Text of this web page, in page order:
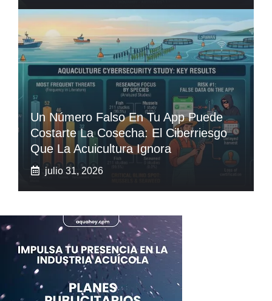
Un Número Falso En Tu App Puede
Costarte La Cosecha: El Ciberriesgo
Que La Acuicultura Ignora
julio 31, 2026